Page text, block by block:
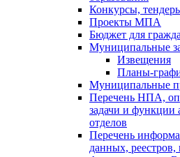
Конкурсы,
Проекты МПА
Бюджет для
Муниципальные
Извещения
Планы-
Муниципальные
Перечень НПА,
задачи и функции
отделов
Перечень
данных,